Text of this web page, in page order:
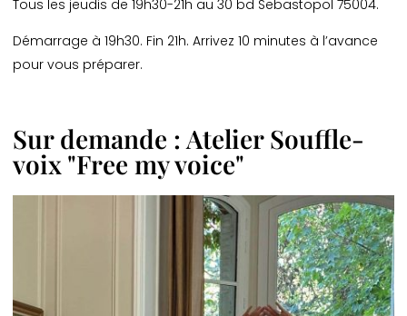
Tous les jeudis de 19h30-21h au 30 bd Sebastopol 75004.
Démarrage à 19h30. Fin 21h. Arrivez 10 minutes à l’avance
pour vous préparer.
Sur demande : Atelier Souffle-
voix "Free my voice"